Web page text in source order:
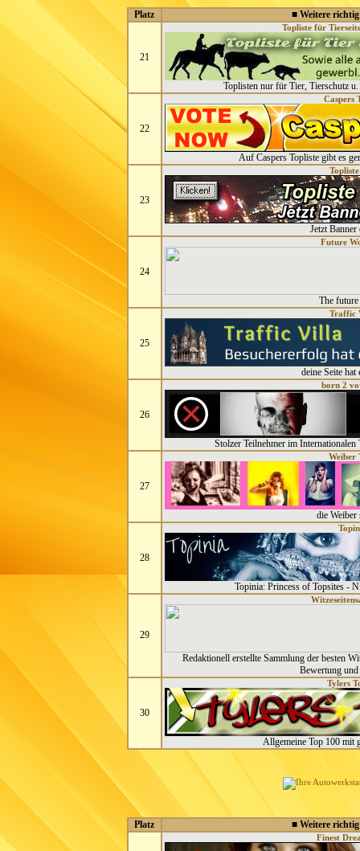
Platz ■ Weitere
21
Topliste für
Toplisten nur für Tier, Tierschutz
22
Caspers
Auf Caspers Topliste gibt es
23
Jetzt Banner
24
Future
The
25
Traffic
deine Seite hat
26
born 2
Stolzer Teilnehmer im
27
Weiber
die Weiber
28
Topinia: Princess of Topsites -
29
Redaktionell erstellte Sammlung der besten
Bewertung und
30
Tylers
Allgemeine Top 100 mit
Platz ■ Weitere
Finest